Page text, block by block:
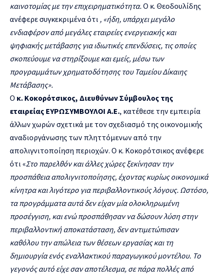
καινοτομίας με την επιχειρηματικότητα. Ο κ. Θεοδουλίδης
ανέφερε συγκεκριμένα ότι , «ήδη, υπάρχει μεγάλο
ενδιαφέρον από μεγάλες εταιρείες ενεργειακής και
ψηφιακής μετάβασης για ιδιωτικές επενδύσεις, τις οποίες
σκοπεύουμε να στηρίξουμε και εμείς, μέσω των
προγραμμάτων χρηματοδότησης του Ταμείου Δίκαιης
Μετάβασης».
Ο κ. Κοκορότσικος, Διευθύνων Σύμβουλος της
εταιρείας ΕΥΡΩΣΥΜΒΟΥΛΟΙ Α.Ε., κατέθεσε την εμπειρία
άλλων χωρών σχετικά με τον σχεδιασμό της οικονομικής
αναδιοργάνωσης των πληττόμενων από την
απολιγνιτοποίηση περιοχών. Ο κ. Κοκορότσικος ανέφερε
ότι «Στο παρελθόν και άλλες χώρες ξεκίνησαν την
προσπάθεια απολιγνιτοποίησης, έχοντας κυρίως οικονομικά
κίνητρα και λιγότερο για περιβαλλοντικούς λόγους. Ωστόσο,
τα προγράμματα αυτά δεν είχαν μία ολοκληρωμένη
προσέγγιση, και ενώ προσπάθησαν να δώσουν λύση στην
περιβαλλοντική αποκατάσταση, δεν αντιμετώπισαν
καθόλου την απώλεια των θέσεων εργασίας και τη
δημιουργία ενός εναλλακτικού παραγωγικού μοντέλου. Το
γεγονός αυτό είχε σαν αποτέλεσμα, σε πάρα πολλές από